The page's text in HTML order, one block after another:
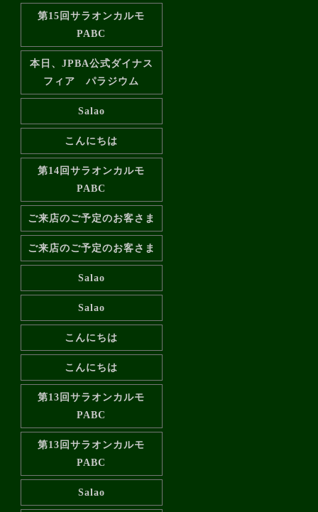
第15回サラオンカルモ
PABC
本日、JPBA公式ダイナス
フィア パラジウム
Salao
こんにちは
第14回サラオンカルモ
PABC
ご来店のご予定のお客さま
ご来店のご予定のお客さま
Salao
Salao
こんにちは
こんにちは
第13回サラオンカルモ
PABC
第13回サラオンカルモ
PABC
Salao